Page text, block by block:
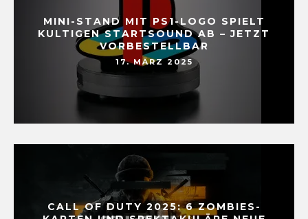
MINI-STAND MIT PS1-LOGO SPIELT
KULTIGEN STARTSOUND AB – JETZT
VORBESTELLBAR
17. MÄRZ 2025
CALL OF DUTY 2025: 6 ZOMBIES-